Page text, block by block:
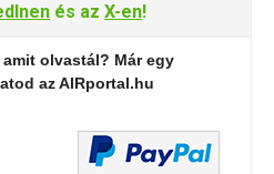
és az X-en!
olvastál? Már egy
az AIRportal.hu